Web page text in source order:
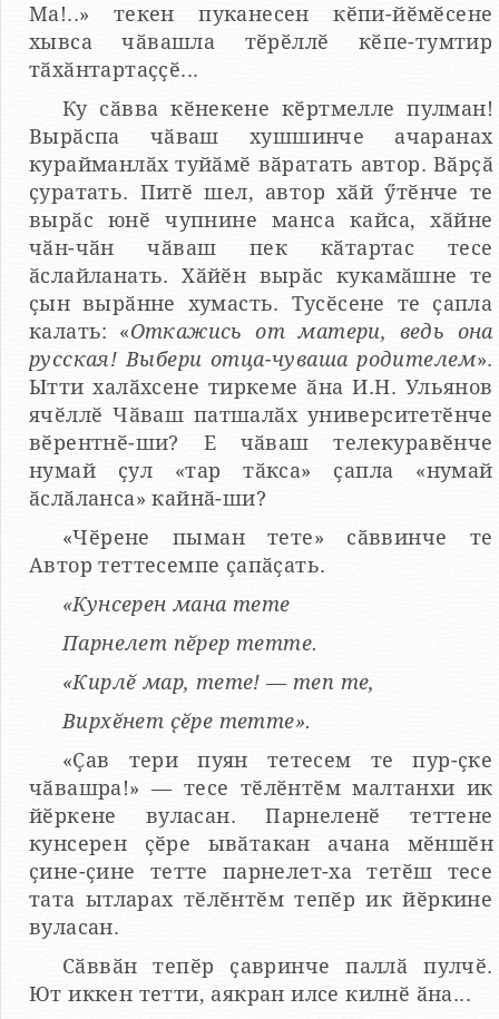
Ма!..» текен пуканесен кӗпи-йӗмӗсене
хывса чӑвашла тӗрӗллӗ кӗпе-тумтир
тӑхӑнтартаҫҫӗ...
Ку сӑвва кӗнекене кӗртмелле пулман!
Вырӑспа чӑваш хушшинче ачаранах
курайманлӑх туйӑмӗ вӑратать автор. Вӑрҫӑ
ҫуратать. Питӗ шел, автор хӑй ӳтӗнче те
вырӑс юнӗ чупнине манса кайса, хӑйне
чӑн-чӑн чӑваш пек кӑтартас тесе
ӑслайланать. Хӑйӗн вырӑс кукамӑшне те
ҫын вырӑнне хумасть. Тусӗсене те ҫапла
калать: «Откажись от матери, ведь она
русская! Выбери отца-чуваша родителем».
Ытти халӑхсене тиркеме ӑна И.Н. Ульянов
ячӗллӗ Чӑваш патшалӑх университетӗнче
вӗрентнӗ-ши? Е чӑваш телекуравӗнче
нумай ҫул «тар тӑкса» ҫапла «нумай
ӑслӑланса» кайнӑ-ши?
«Чӗрене пыман тете» сӑввинче те
Автор теттесемпе ҫапӑҫать.
«Кунсерен мана тете
Парнелет пӗрер тетте.
«Кирлӗ мар, тете! — теп те,
Вирхӗнет ҫӗре тетте».
«Ҫав тери пуян тетесем те пур-ҫке
чӑвашра!» — тесе тӗлӗнтӗм малтанхи ик
йӗркене вуласан. Парнеленӗ теттене
кунсерен ҫӗре ывӑтакан ачана мӗншӗн
ҫине-ҫине тетте парнелет-ха тетӗш тесе
тата ытларах тӗлӗнтӗм тепӗр ик йӗркине
вуласан.
Сӑввӑн тепӗр ҫавринче паллӑ пулчӗ.
Ют иккен тетти, аякран илсе килнӗ ӑна...